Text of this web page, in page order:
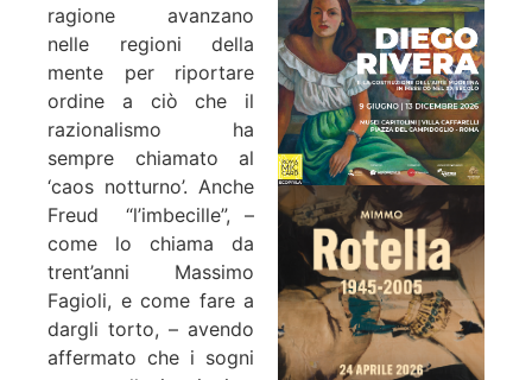
ragione avanzano
nelle regioni della
mente per riportare
ordine a ciò che il
razionalismo ha
sempre chiamato al
‘caos notturno’. Anche
Freud “l’imbecille”, –
come lo chiama da
trent’anni Massimo
Fagioli, e come fare a
dargli torto, – avendo
affermato che i sogni